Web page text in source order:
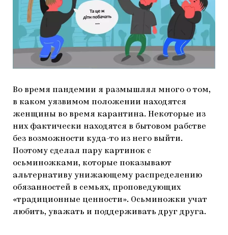
Во время пандемии я размышлял много о том,
в каком уязвимом положении находятся
женщины во время карантина. Некоторые из
них фактически находятся в бытовом рабстве
без возможности куда-то из него выйти.
Поэтому сделал пару картинок с
осьминожками, которые показывают
альтернативу унижающему распределению
обязанностей в семьях, проповедующих
«традиционные ценности». Осьминожки учат
любить, уважать и поддерживать друг друга.